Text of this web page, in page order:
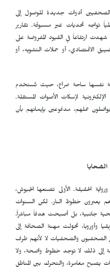
الصحفيين أدوات جديدة للوصول إلى
تواجه تحديات غير مسبوقة. تقارير
ارتفاعاً في القيود المفروضة على
الاقتصادي، أو حملات التشويه، أو
نفسها ساحة صراع، حيث تُستخدم
لإسكات الأصوات المستقلة.
عملهم، مدفوعين بإيمانهم بأن
الضحايا
الحقيقة. الأولى تصنعها الجيوش،
يعبرون خطوط النار. لكن السنوات
جانبية، بل أصبحت هدفاً مباشراً.
وأوروبا، تحوّلت مهنة الصحافة إلى
الصحفيون والصحفيات لا لأنهم طرف
إلى ذلك لا توجد خطوط واضحة، ولا
يصبح مغامرة، والتحرك بين المناطق